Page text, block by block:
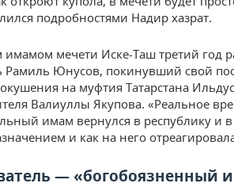
подробностями Надир хазрат.
мечети Иске-Таш третий год
Рамиль Юнусов, покинувший свой
на муфтия Татарстана
Валиуллы Якупова. «Реальное
имам вернулся в республику и
и как на него
— «богобоязненный